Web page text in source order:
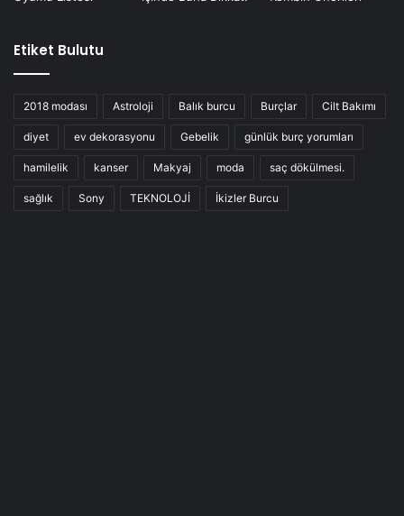
Etiket Bulutu
2018 modası Astroloji Balık burcu Burçlar Cilt Bakımı
diyet ev dekorasyonu Gebelik günlük burç yorumları
hamilelik kanser Makyaj moda saç dökülmesi.
sağlık Sony TEKNOLOJİ İkizler Burcu